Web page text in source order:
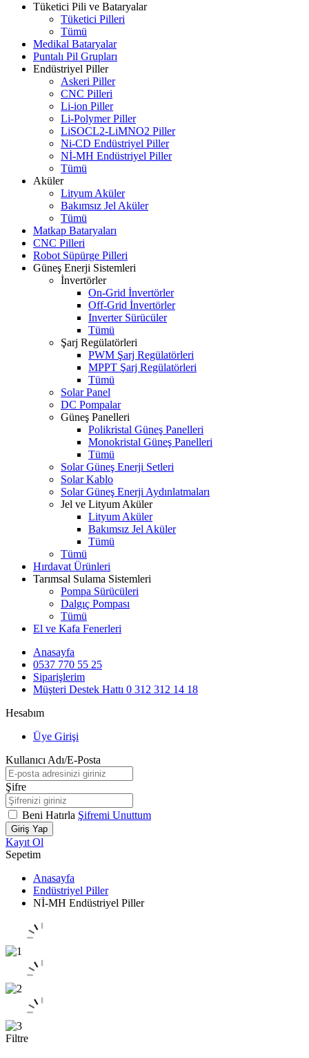
Tüketici Pili ve Bataryalar
Tüketici Pilleri
Tümü
Medikal Bataryalar
Puntalı Pil Grupları
Endüstriyel Piller
Askeri Piller
CNC Pilleri
Li-ion Piller
Li-Polymer Piller
LiSOCL2-LiMNO2 Piller
Ni-CD Endüstriyel Piller
Nİ-MH Endüstriyel Piller
Tümü
Aküler
Lityum Aküler
Bakımsız Jel Aküler
Tümü
Matkap Bataryaları
CNC Pilleri
Robot Süpürge Pilleri
Güneş Enerji Sistemleri
İnvertörler
On-Grid İnvertörler
Off-Grid İnvertörler
Inverter Sürücüler
Tümü
Şarj Regülatörleri
PWM Şarj Regülatörleri
MPPT Şarj Regülatörleri
Tümü
Solar Panel
DC Pompalar
Güneş Panelleri
Polikristal Güneş Panelleri
Monokristal Güneş Panelleri
Tümü
Solar Güneş Enerji Setleri
Solar Kablo
Solar Güneş Enerji Aydınlatmaları
Jel ve Lityum Aküler
Lityum Aküler
Bakımsız Jel Aküler
Tümü
Tümü
Hırdavat Ürünleri
Tarımsal Sulama Sistemleri
Pompa Sürücüleri
Dalgıç Pompası
Tümü
El ve Kafa Fenerleri
Anasayfa
0537 770 55 25
Siparişlerim
Müşteri Destek Hattı 0 312 312 14 18
Hesabım
Üye Girişi
Kullanıcı Adı/E-Posta
Şifre
Beni Hatırla Şifremi Unuttum
Giriş Yap
Kayıt Ol
Sepetim
Anasayfa
Endüstriyel Piller
Nİ-MH Endüstriyel Piller
Filtre